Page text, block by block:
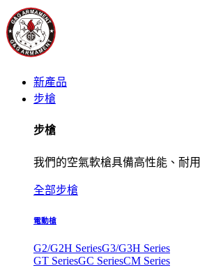
新產品
步槍
步槍
我們的空氣軟槍具備高性能、耐
全部步槍
電動槍
G2/G2H SeriesG3/G3H Series
GT SeriesGC SeriesCM Series